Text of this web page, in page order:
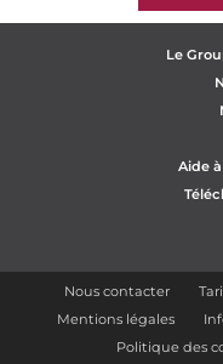
Le
Aide
Nous contacter
Mentions légales
Politique des